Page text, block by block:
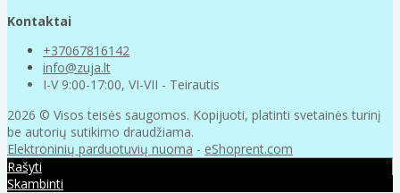
Kontaktai
+37067816142
info@zuja.lt
I-V 9:00-17:00, VI-VII - Teirautis
2026 © Visos teisės saugomos. Kopijuoti, platinti svetainės turinį
be autorių sutikimo draudžiama.
Elektroninių parduotuvių nuoma - eShoprent.com
Rašyti
Skambinti